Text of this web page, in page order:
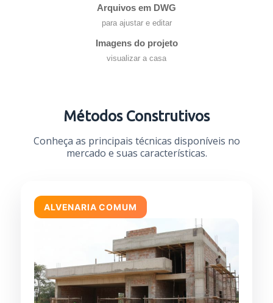
Arquivos em DWG
para ajustar e editar
Imagens do projeto
visualizar a casa
Métodos Construtivos
Conheça as principais técnicas disponíveis no
mercado e suas características.
ALVENARIA COMUM